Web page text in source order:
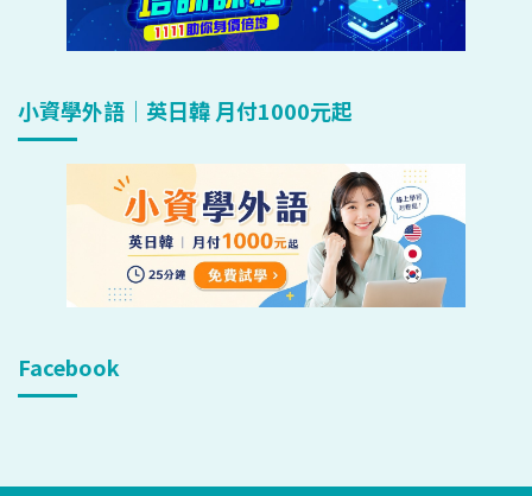
小資學外語｜英日韓 月付1000元起
Facebook